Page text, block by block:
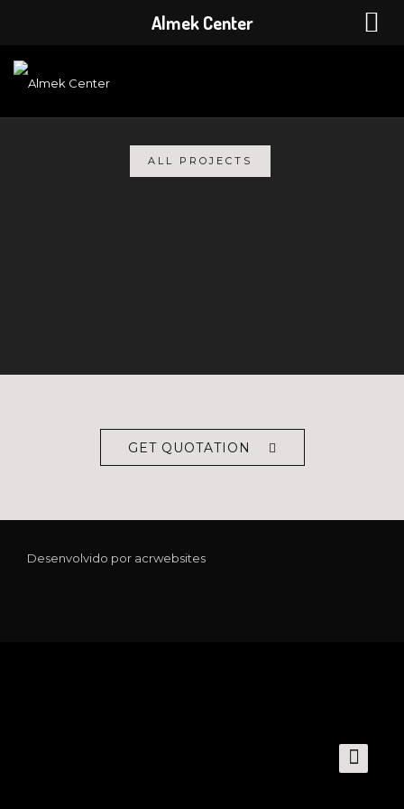
ALL PROJECTS
GET QUOTATION
Desenvolvido por acrwebsites
Almek Center